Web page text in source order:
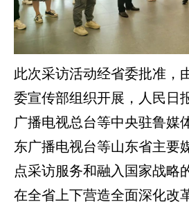
此次采访活动经省委批准，
委宣传部组织开展，人民日
广播电视总台等中央驻鲁媒
东广播电视台等山东省主要
点采访服务和融入国家战略
在全省上下营造全面深化改